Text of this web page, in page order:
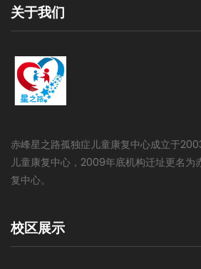
关于我们
赤峰星之路孤独症儿童康复中心成立于
儿童康复中心，2009年底机构迁址更名为
复中心。
校区展示